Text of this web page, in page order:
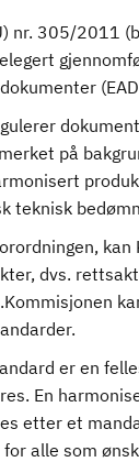
nr. 305/2011
på
teknisk
dvs.
er en
En
etter et
alle som